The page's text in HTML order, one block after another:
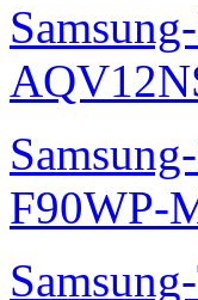
F90WP-